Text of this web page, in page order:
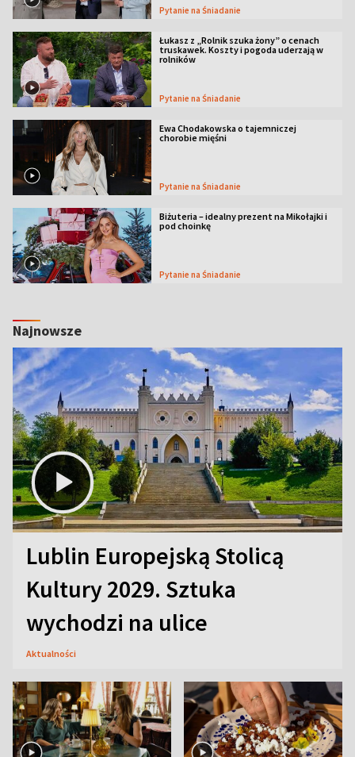
Pytanie na Śniadanie
Łukasz z „Rolnik szuka żony” o cenach
truskawek. Koszty i pogoda uderzają w
rolników
Pytanie na Śniadanie
Ewa Chodakowska o tajemniczej
chorobie mięśni
Pytanie na Śniadanie
Biżuteria – idealny prezent na Mikołajki i
pod choinkę
Pytanie na Śniadanie
Najnowsze
Lublin Europejską Stolicą
Kultury 2029. Sztuka
wychodzi na ulice
Aktualności